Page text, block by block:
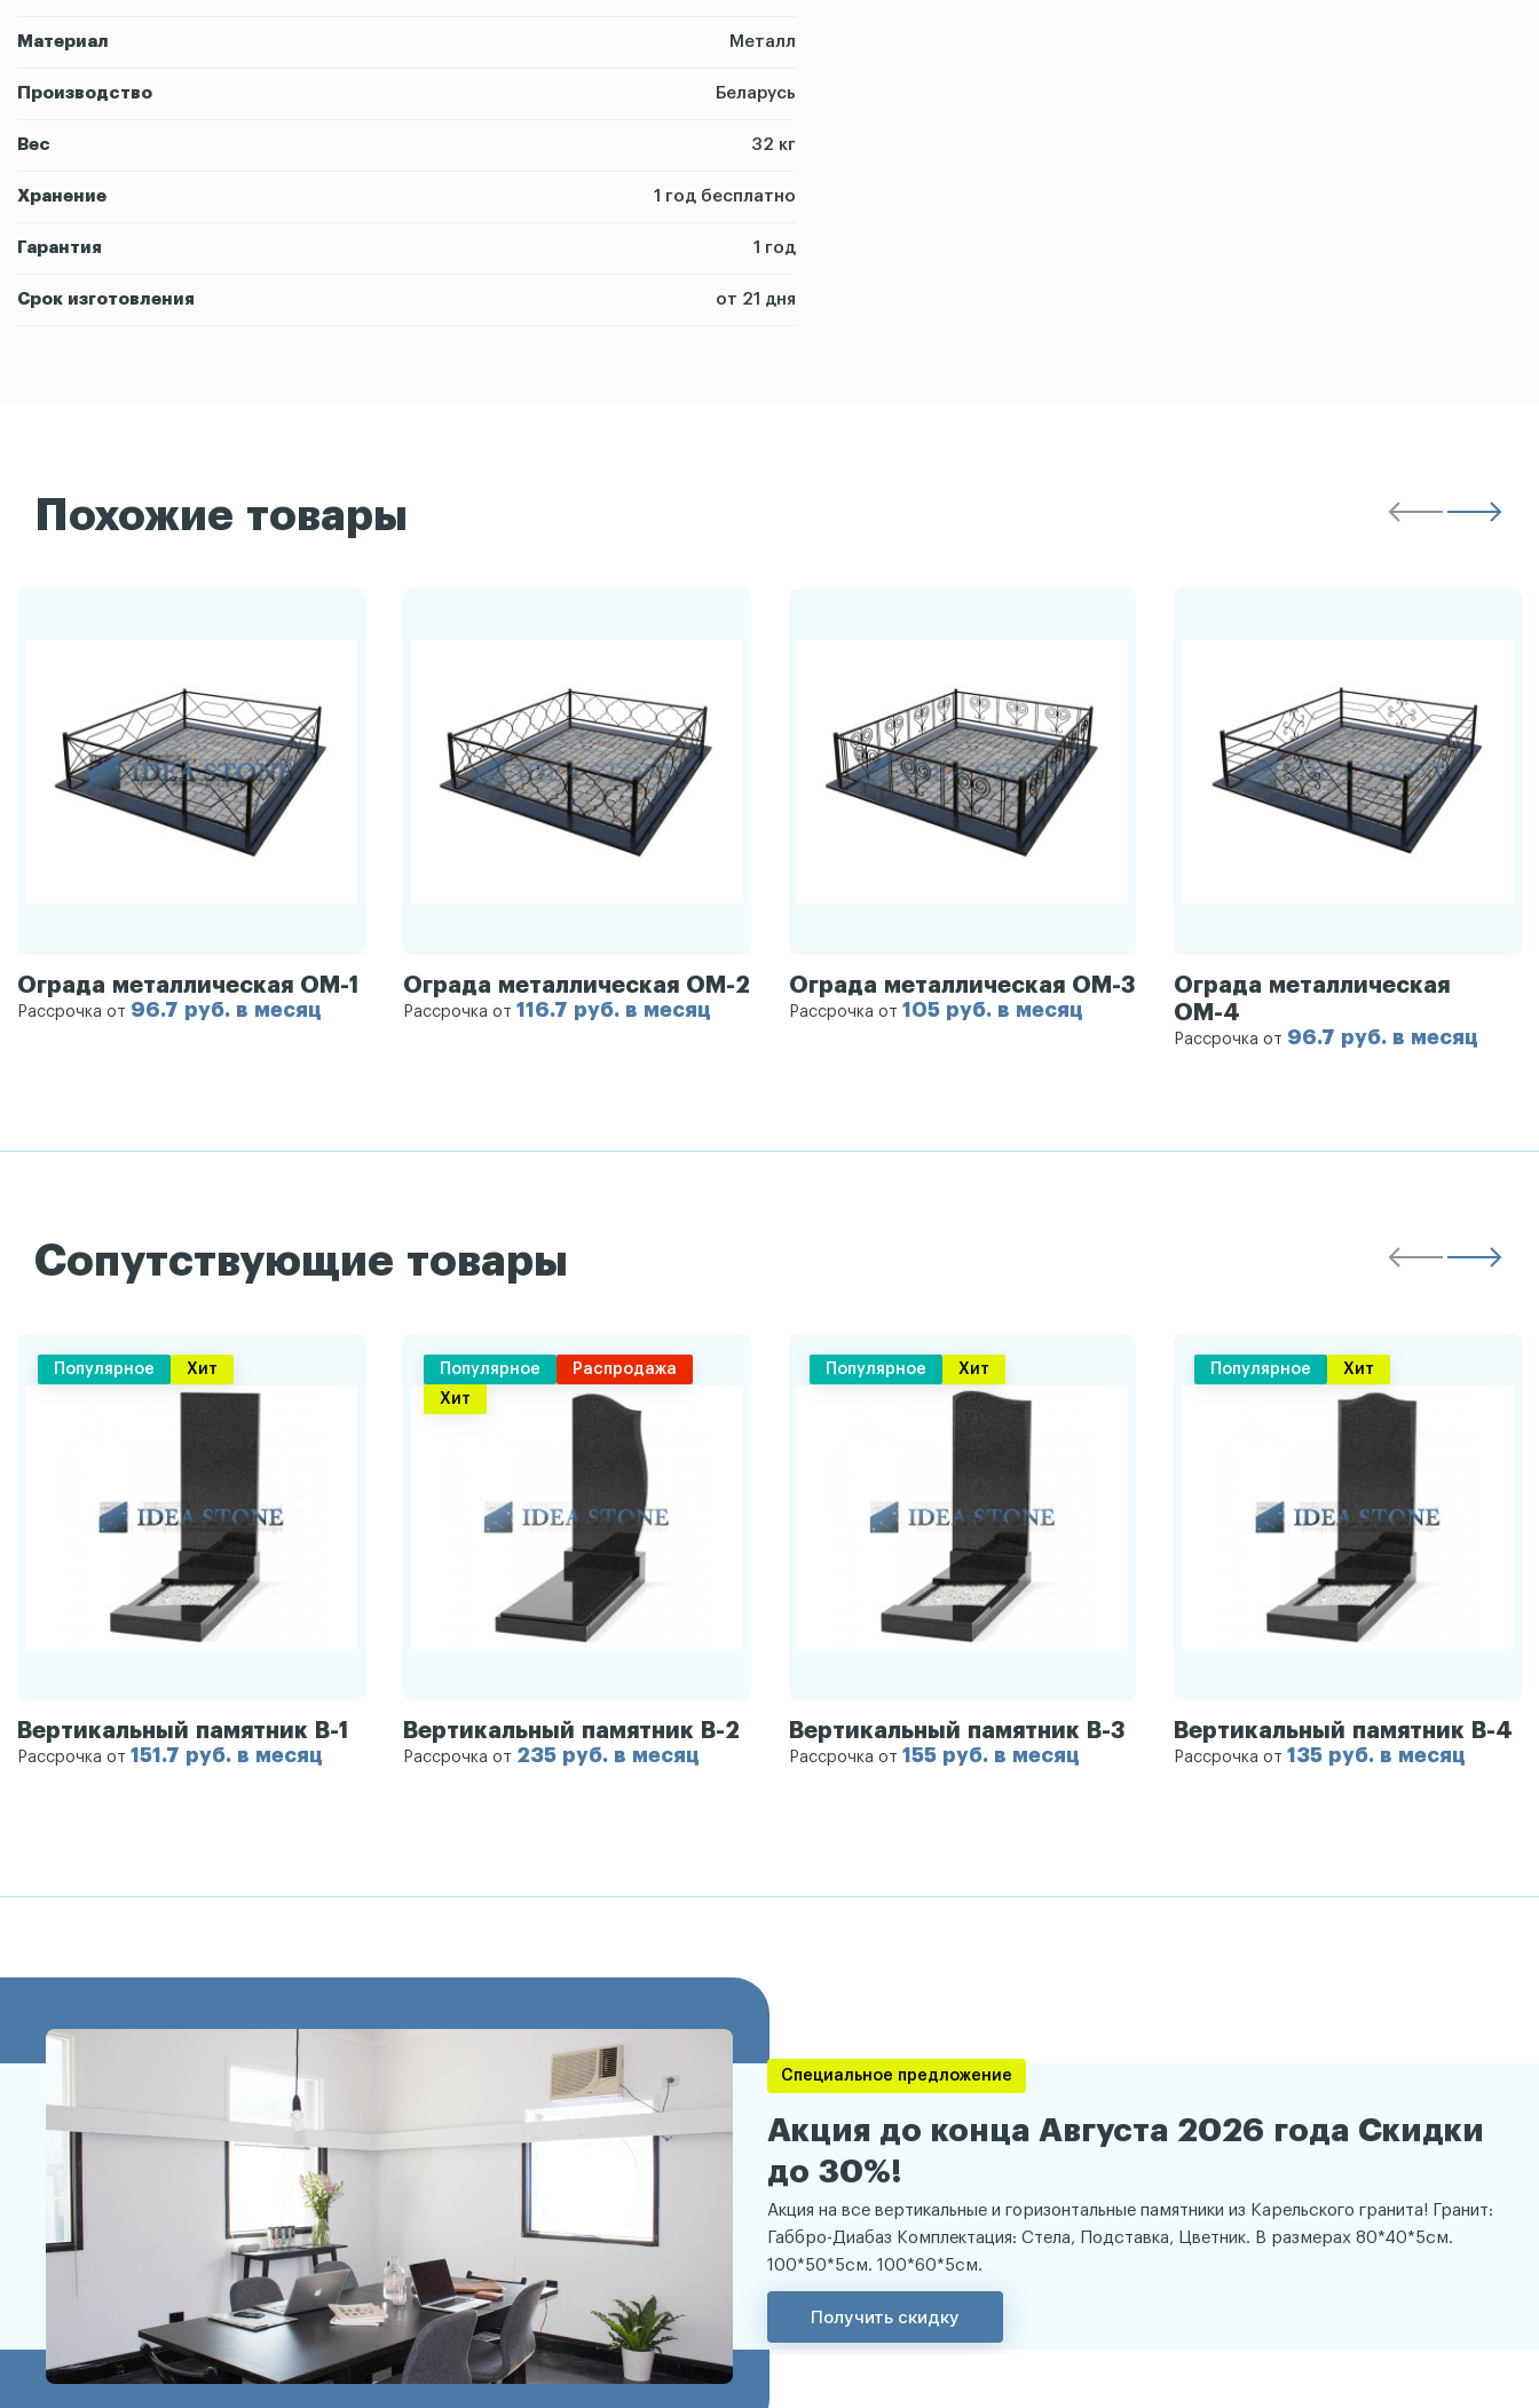
Материал Металл
Производство Беларусь
Вес 32 кг
Хранение 1 год бесплатно
Гарантия 1 год
Срок изготовления от 21 дня
Похожие товары
Ограда металлическая ОМ-1
Рассрочка от 96.7 руб. в месяц
Ограда металлическая ОМ-2
Рассрочка от 116.7 руб. в месяц
Ограда металлическая ОМ-3
Рассрочка от 105 руб. в месяц
Ограда металлическая
ОМ-4
Рассрочка от 96.7 руб. в месяц
Сопутствующие товары
Популярное Хит
Вертикальный памятник В-1
Рассрочка от 151.7 руб. в месяц
Популярное
Распродажа
Хит
Вертикальный памятник В-2
Рассрочка от 235 руб. в месяц
Популярное Хит
Вертикальный памятник В-3
Рассрочка от 155 руб. в месяц
Популярное Хит
Вертикальный памятник В-4
Рассрочка от135 руб. в месяц
Специальное предложение
Акция до конца Августа 2026 года Скидки
до 30%!
Акция на все вертикальные и горизонтальные памятники из Карельского гранита! Гранит:
Габбро-Диабаз Комплектация: Стела, Подставка, Цветник. В размерах 80*40*5см.
100*50*5см. 100*60*5см.
Получить скидку